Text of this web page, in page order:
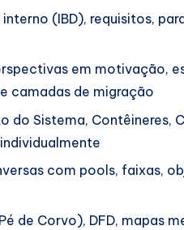
(IBD), requisitos,
em motivação,
camadas de migração
Sistema, Contêineres,
com pools, faixas,
de Corvo), DFD, mapas